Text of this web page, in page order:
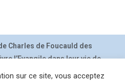
Charles de Foucauld des
l’Evangile dans leur vie de
les jours.sur ce site, vous acceptez